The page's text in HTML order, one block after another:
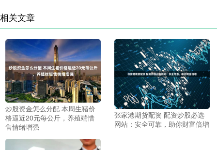
相关文章
炒股资金怎么分配 本周生猪价
格逼近20元每公斤，养殖端惜
售情绪增强
张家港期货配资 配资炒股必选
网站：安全可靠，助你财富倍增